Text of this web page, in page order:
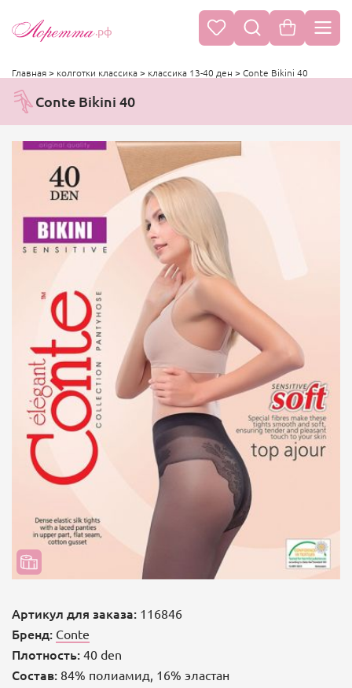
.рф
Главная> колготки классика> классика 13-40 ден > Conte Bikini 40
Conte Bikini 40
Артикул для заказа: 116846
Бренд: Conte
Плотность: 40 den
Состав: 84% полиамид, 16% эластан